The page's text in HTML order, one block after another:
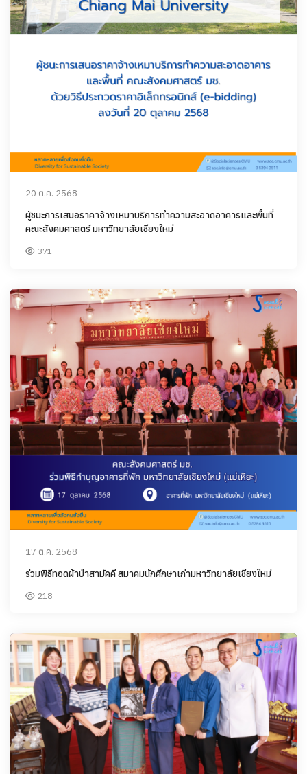
20 ต.ค. 2568
ผู้ชนะการเสนอราคาจ้างเหมาบริการทำความสะอาดอาคารและพื้นที่
คณะสังคมศาสตร์ มหาวิทยาลัยเชียงใหม่
371
17 ต.ค. 2568
ร่วมพิธีทอดผ้าป่าสามัคคี สมาคมนักศึกษาเก่ามหาวิทยาลัยเชียงใหม่
218